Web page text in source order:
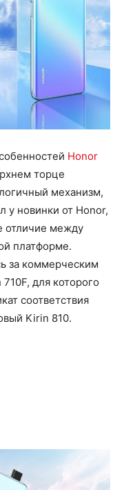
Honor
торце
механизм,
у новинки от Honor,
отличие между
платформе.
за коммерческим
для которого
соответствия
Kirin 810.